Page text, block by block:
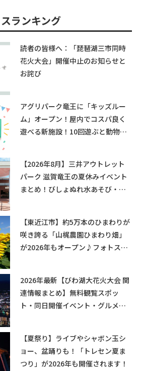
ランキング
読者の皆様へ：「琵琶湖三市同時
花火大会」開催中止のお知らせと
お詫び
アグリパーク竜王に「キッズルー
ム」オープン！屋内でコスパ良く
遊べる新施設！10回遊ぶと動物触
【2026年8月】三井アウトレット
パーク 滋賀竜王の夏休みイベント
まとめ！びしょぬれ水あそび・激
【東近江市】約5万本のひまわりが
咲き誇る「山梶農園ひまわり畑」
が2026年もオープン♪フォトスポ
2026年最新【びわ湖大花火大会 関
連情報まとめ】無料観覧スポッ
ト・同日開催イベント・グルメマ
【夏祭り】ライブやシャボン玉シ
ョー、盆踊りも！「トレセン夏ま
つり」が2026年も開催されます！